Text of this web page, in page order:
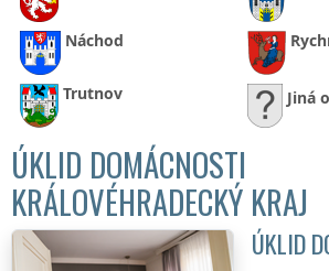
Náchod
Trutnov Jiná
ÚKLID DOMÁCNOSTI
KRÁLOVÉHRADECKÝ KRAJ
ÚKLID